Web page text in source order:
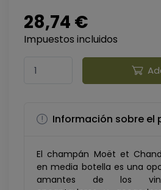
28,74 €
Impuestos incluidos
Información sobre el
El champán Moët et
en media botella es una
amantes de los